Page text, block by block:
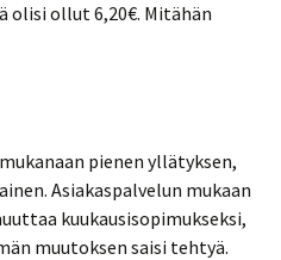
olisi ollut 6,20€. Mitähän
pienen yllätyksen,
Asiakaspalvelun mukaan
kuukausisopimukseksi,
muutoksen saisi tehtyä.